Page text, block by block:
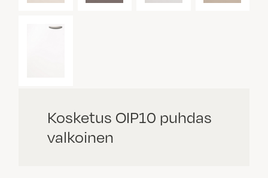
Kosketus OIP10 puhdas
valkoinen